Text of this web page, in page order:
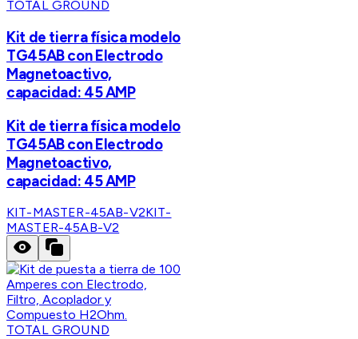
TOTAL GROUND
Kit de tierra física modelo
TG45AB con Electrodo
Magnetoactivo,
capacidad: 45 AMP
Kit de tierra física modelo
TG45AB con Electrodo
Magnetoactivo,
capacidad: 45 AMP
KIT-MASTER-45AB-V2KIT-
MASTER-45AB-V2
TOTAL GROUND